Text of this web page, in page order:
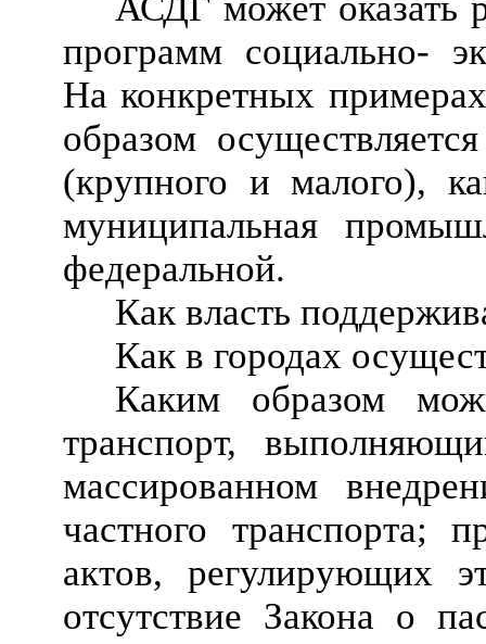
программ социально-
На конкретных
образом
(крупного и малого),
муниципальная
федеральной.
Как власть
Как в городах
Каким образом
транспорт,
массированном
частного транспорта;
актов, регулирующих
отсутствие Закона о